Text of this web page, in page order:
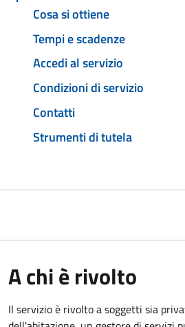
Cosa si ottiene
Tempi e scadenze
Accedi al servizio
Condizioni di servizio
Contatti
Strumenti di tutela
A chi è rivolto
Il servizio è rivolto a soggetti sia